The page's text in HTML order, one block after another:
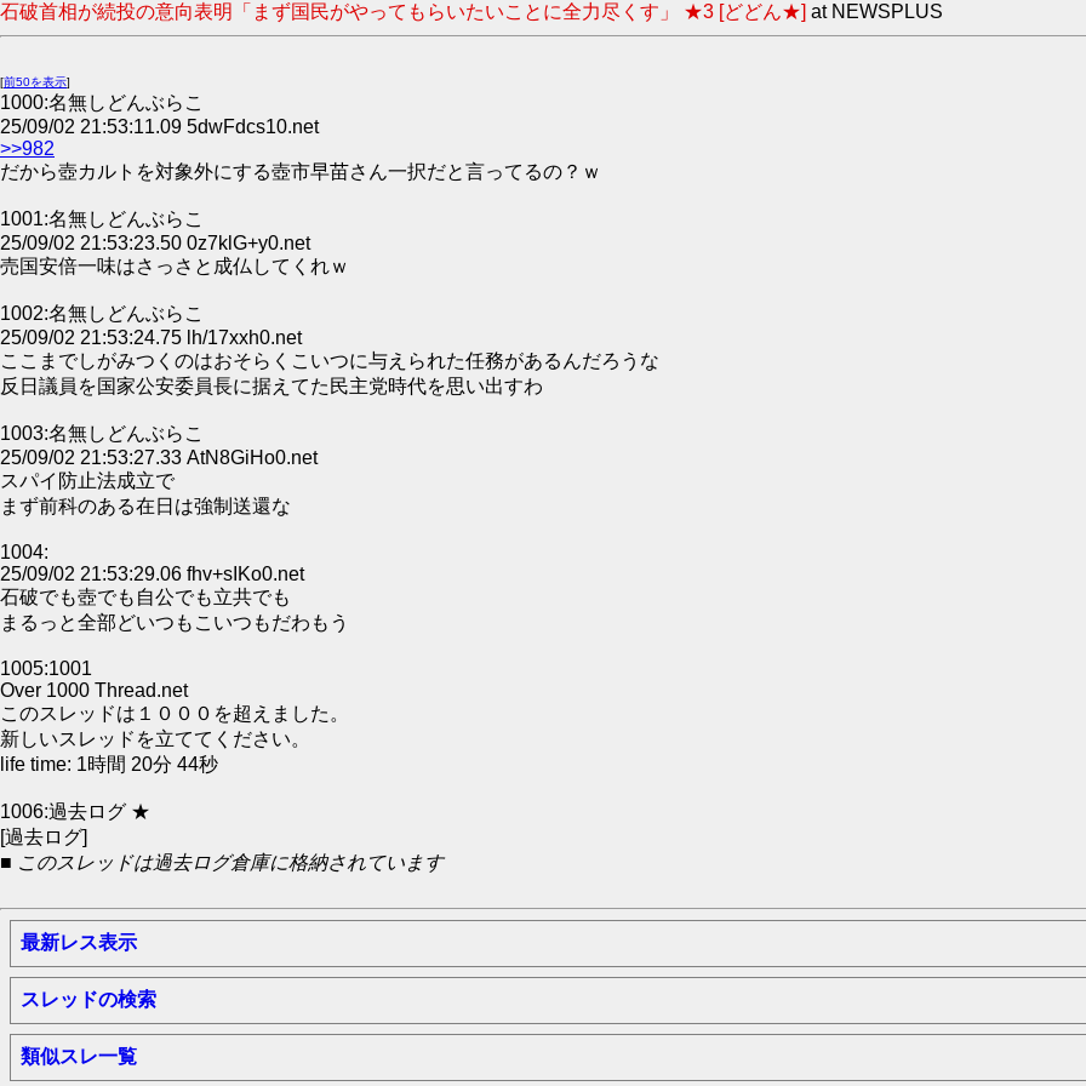
石破首相が続投の意向表明「まず国民がやってもらいたいことに全力尽くす」 ★3 [どどん★] at NEWSPLUS
[前50を表示]
1000:名無しどんぶらこ
25/09/02 21:53:11.09 5dwFdcs10.net
>>982
だから壺カルトを対象外にする壺市早苗さん一択だと言ってるの？ｗ
1001:名無しどんぶらこ
25/09/02 21:53:23.50 0z7klG+y0.net
売国安倍一味はさっさと成仏してくれｗ
1002:名無しどんぶらこ
25/09/02 21:53:24.75 lh/17xxh0.net
ここまでしがみつくのはおそらくこいつに与えられた任務があるんだろうな
反日議員を国家公安委員長に据えてた民主党時代を思い出すわ
1003:名無しどんぶらこ
25/09/02 21:53:27.33 AtN8GiHo0.net
スパイ防止法成立で
まず前科のある在日は強制送還な
1004:
25/09/02 21:53:29.06 fhv+sIKo0.net
石破でも壺でも自公でも立共でも
まるっと全部どいつもこいつもだわもう
1005:1001
Over 1000 Thread.net
このスレッドは１０００を超えました。
新しいスレッドを立ててください。
life time: 1時間 20分 44秒
1006:過去ログ ★
[過去ログ]
■ このスレッドは過去ログ倉庫に格納されています
最新レス表示
スレッドの検索
類似スレ一覧